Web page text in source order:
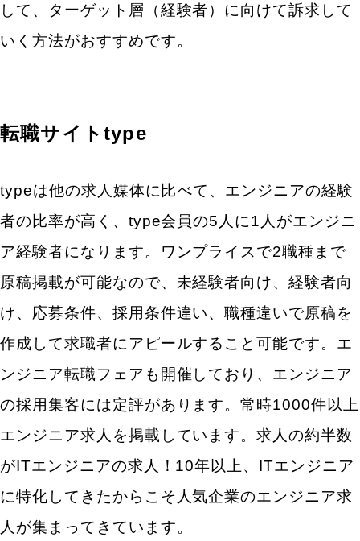
して、ターゲット層（経験者）に向けて訴求して
いく方法がおすすめです。
転職サイトtype
typeは他の求人媒体に比べて、エンジニアの経験
者の比率が高く、type会員の5人に1人がエンジニ
ア経験者になります。ワンプライスで2職種まで
原稿掲載が可能なので、未経験者向け、経験者向
け、応募条件、採用条件違い、職種違いで原稿を
作成して求職者にアピールすること可能です。エ
ンジニア転職フェアも開催しており、エンジニア
の採用集客には定評があります。常時1000件以上
エンジニア求人を掲載しています。求人の約半数
がITエンジニアの求人！10年以上、ITエンジニア
に特化してきたからこそ人気企業のエンジニア求
人が集まってきています。